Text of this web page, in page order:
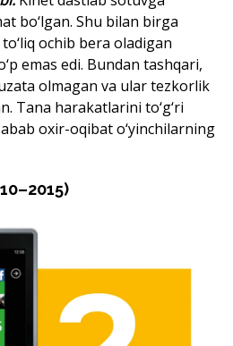
bo‘lgan. Shu bilan birga
ochib bera oladigan
emas edi. Bundan tashqari,
olmagan va ular tezkorlik
Tana harakatlarini to‘g‘ri
oxir-oqibat o‘yinchilarning